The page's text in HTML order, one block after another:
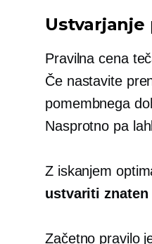
Pravilna cena
Če nastavite
pomembnega
Nasprotno pa
Z iskanjem
ustvariti
Začetno pravilo